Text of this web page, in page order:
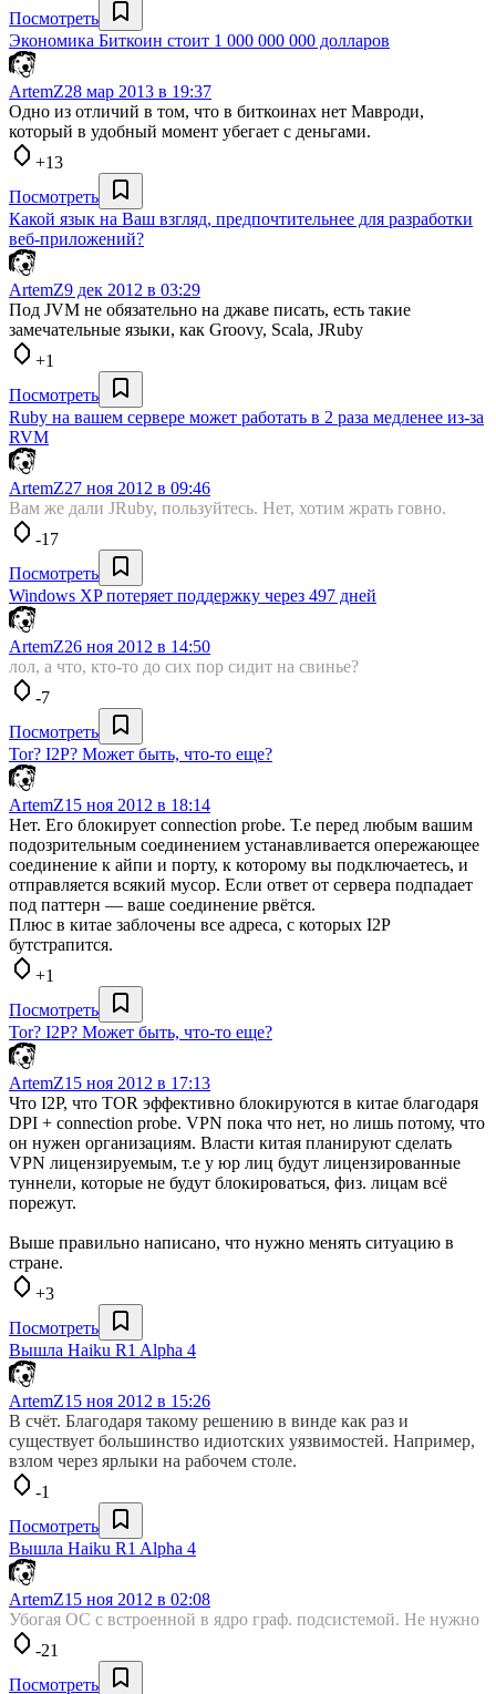
Посмотреть
Экономика Биткоин стоит 1 000 000 000 долларов
ArtemZ28 мар 2013 в 19:37
Одно из отличий в том, что в биткоинах нет Мавроди,
который в удобный момент убегает с деньгами.
+13
Посмотреть
Какой язык на Ваш взгляд, предпочтительнее для разработки
веб-приложений?
ArtemZ9 дек 2012 в 03:29
Под JVM не обязательно на джаве писать, есть такие
замечательные языки, как Groovy, Scala, JRuby
+1
Посмотреть
Ruby на вашем сервере может работать в 2 раза медленее из-за
RVM
ArtemZ27 ноя 2012 в 09:46
Вам же дали JRuby, пользуйтесь. Нет, хотим жрать говно.
-17
Посмотреть
Windows XP потеряет поддержку через 497 дней
ArtemZ26 ноя 2012 в 14:50
лол, а что, кто-то до сих пор сидит на свинье?
-7
Посмотреть
Tor? I2P? Может быть, что-то еще?
ArtemZ15 ноя 2012 в 18:14
Нет. Его блокирует connection probe. Т.е перед любым вашим
подозрительным соединением устанавливается опережающее
соединение к айпи и порту, к которому вы подключаетесь, и
отправляется всякий мусор. Если ответ от сервера подпадает
под паттерн — ваше соединение рвётся.
Плюс в китае заблочены все адреса, с которых I2P
бутстрапится.
+1
Посмотреть
Tor? I2P? Может быть, что-то еще?
ArtemZ15 ноя 2012 в 17:13
Что I2P, что TOR эффективно блокируются в китае благодаря
DPI + connection probe. VPN пока что нет, но лишь потому, что
он нужен организациям. Власти китая планируют сделать
VPN лицензируемым, т.е у юр лиц будут лицензированные
туннели, которые не будут блокироваться, физ. лицам всё
порежут.
Выше правильно написано, что нужно менять ситуацию в
стране.
+3
Посмотреть
Вышла Haiku R1 Alpha 4
ArtemZ15 ноя 2012 в 15:26
В счёт. Благодаря такому решению в винде как раз и
существует большинство идиотских уязвимостей. Например,
взлом через ярлыки на рабочем столе.
-1
Посмотреть
Вышла Haiku R1 Alpha 4
ArtemZ15 ноя 2012 в 02:08
Убогая ОС с встроенной в ядро граф. подсистемой. Не нужно
-21
Посмотреть